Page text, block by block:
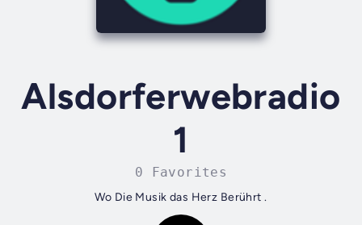
Alsdorferwebradio
1
0 Favorites
Wo Die Musik das Herz Berührt .